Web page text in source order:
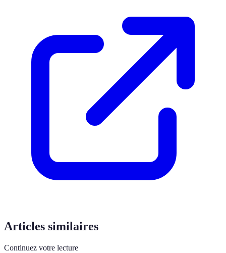
Articles similaires
Continuez votre lecture